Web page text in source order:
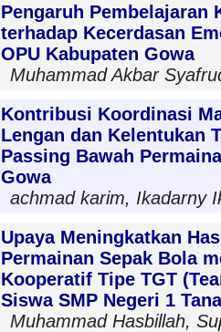
Pengaruh Pembelajaran
terhadap Kecerdasan
OPU Kabupaten Gowa
Muhammad Akbar
Kontribusi Koordinasi
Lengan dan Kelentukan
Passing Bawah
Gowa
achmad karim, Ikadarny
Upaya Meningkatkan
Permainan Sepak Bola
Kooperatif Tipe TGT
Siswa SMP Negeri 1
Muhammad Hasbillah,